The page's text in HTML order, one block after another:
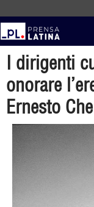
I dirigenti
onorare
Ernesto